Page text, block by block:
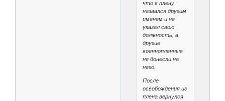
что в плену
назвался другим
именем и не
указал свою
должность, а
другие
военнопленные
не донесли на
него.
После
освобождения из
плена вернулся